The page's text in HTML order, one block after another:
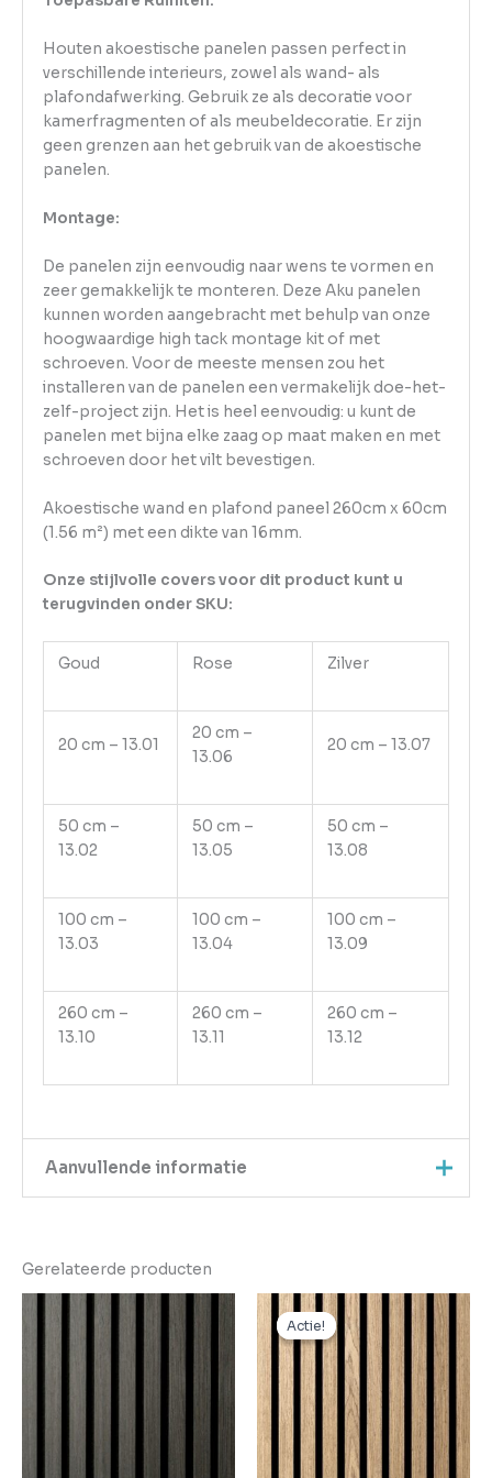
Houten akoestische panelen passen perfect in
verschillende interieurs, zowel als wand- als
plafondafwerking. Gebruik ze als decoratie voor
kamerfragmenten of als meubeldecoratie. Er zijn
geen grenzen aan het gebruik van de akoestische
panelen.
Montage:
De panelen zijn eenvoudig naar wens te vormen en
zeer gemakkelijk te monteren. Deze Aku panelen
kunnen worden aangebracht met behulp van onze
hoogwaardige high tack montage kit of met
schroeven. Voor de meeste mensen zou het
installeren van de panelen een vermakelijk doe-het-
zelf-project zijn. Het is heel eenvoudig: u kunt de
panelen met bijna elke zaag op maat maken en met
schroeven door het vilt bevestigen.
Akoestische wand en plafond paneel 260cm x 60cm
(1.56 m²) met een dikte van 16mm.
Onze stijlvolle covers voor dit product kunt u
terugvinden onder SKU:
Goud Rose Zilver
20 cm – 13.01
20 cm –
13.06
20 cm – 13.07
50 cm –
13.02
50 cm –
13.05
50 cm –
13.08
100 cm –
13.03
100 cm –
13.04
100 cm –
13.09
260 cm –
13.10
260 cm –
13.11
260 cm –
13.12
Aanvullende informatie
Afmeting
Gerelateerde producten
Actie!
Actie!
Oorspronkelijke
prijs
was:
€45,00.
Huidige
prijs
€40,50.